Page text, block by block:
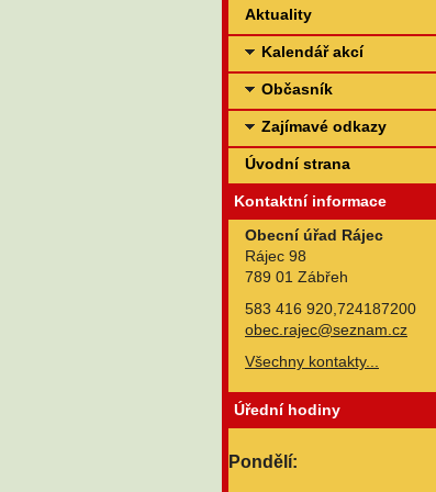
Aktuality
Kalendář akcí
Občasník
Zajímavé odkazy
Úvodní strana
Kontaktní informace
Obecní úřad Rájec
Rájec 98
789 01 Zábřeh
583 416 920,724187200
obec.rajec@seznam.cz
Všechny kontakty...
Úřední hodiny
Pondělí: